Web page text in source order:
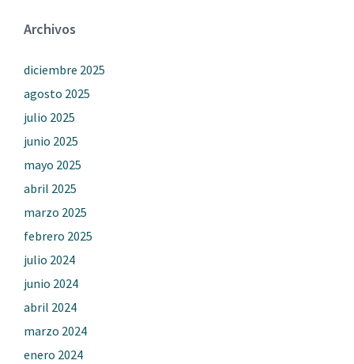
Archivos
diciembre 2025
agosto 2025
julio 2025
junio 2025
mayo 2025
abril 2025
marzo 2025
febrero 2025
julio 2024
junio 2024
abril 2024
marzo 2024
enero 2024